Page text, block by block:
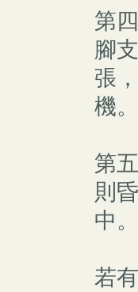
第
腳
張
機。
第
則
中。
若